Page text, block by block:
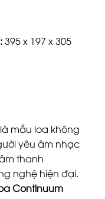
395 x 197 x 305
mẫu loa không
yêu âm nhạc
thanh
nghệ hiện đại.
Continuum